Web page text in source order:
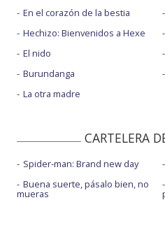
En el corazón de la bestia
Hechizo: Bienvenidos a Hexe
El nido
Burundanga
La otra madre
CARTELERA
Spider-man: Brand new day
Buena suerte, pásalo bien, no
mueras